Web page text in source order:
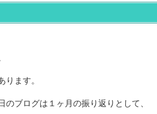
ります。
のブログは１ヶ月の振り返りとして、